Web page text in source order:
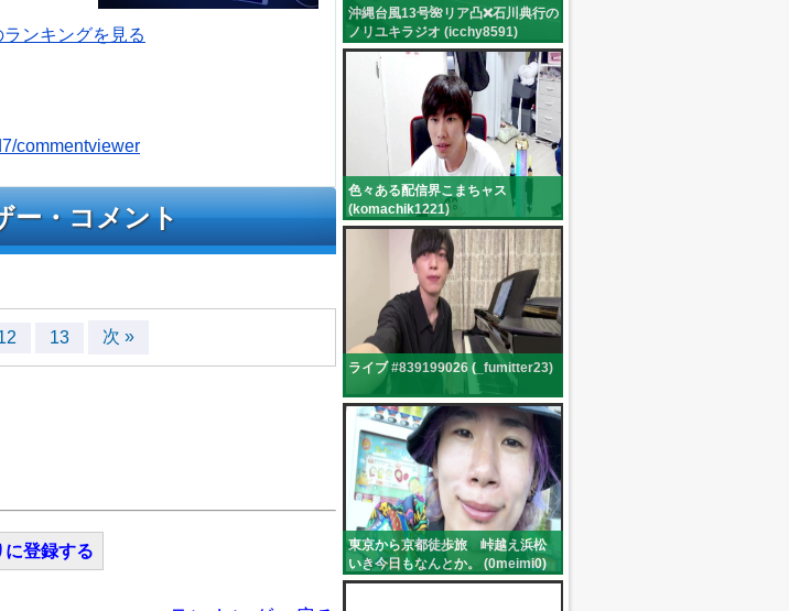
ンキングを見る
commentviewer
ー・コメント
13 次 »
に登録する
沖縄台風13号🌺リア凸❌石川典行の
ノリユキラジオ (icchy8591)
色々ある配信界こまちャス
(komachik1221)
ライブ #839199026 (_fumitter23)
東京から京都徒歩旅 峠越え浜松
いき今日もなんとか。 (0meimi0)